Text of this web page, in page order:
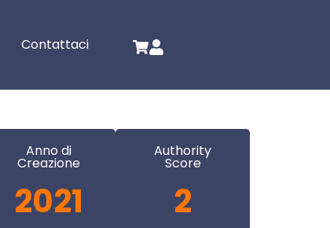
Contattaci
Anno di
Creazione
2021
Authority
Score
2